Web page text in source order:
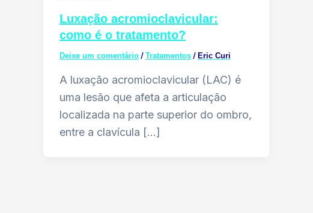
Luxação acromioclavicular:
como é o tratamento?
Deixe um comentário / Tratamentos / Eric Curi
A luxação acromioclavicular (LAC) é
uma lesão que afeta a articulação
localizada na parte superior do ombro,
entre a clavícula […]